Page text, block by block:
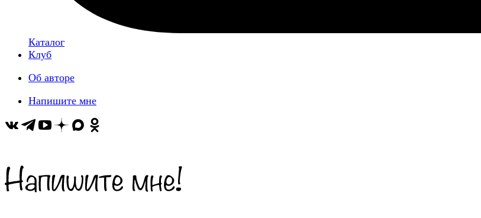
Каталог
Клуб
Об авторе
Напишите мне